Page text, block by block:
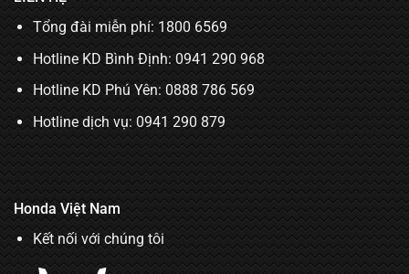
Tổng đài miễn phí: 1800 6569
Hotline KD Bình Định:0941 290 968
Hotline KD Phú Yên:0888 786 569
Hotline dịch vụ: 0941 290 879
Honda Việt Nam
Kết nối với chúng tôi